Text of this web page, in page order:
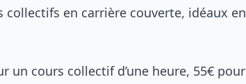
en carrière couverte, idéaux en
un cours collectif d’une heure, 55€ pour